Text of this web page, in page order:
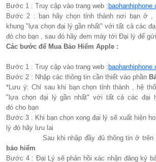
Bước 1 : Truy cập vào trang web :
Bước 2 : bạn hãy chọn tỉnh thành nơi bạn ở ,
khung "lựa chọn đại lý gần nhất" với tất cả các
đó cho bạn , sau đó hãy đem máy tới Đại lý để
Các bước để Mua Bảo Hiểm Apple :
Bước 1 : Truy cập vào trang web :
Bước 2 : Nhập các thông tin cần thiết vào phần
*Lưu ý: Chỉ sau khi bạn chọn tỉnh thành , hệ
"lựa chọn đại lý gần nhất" với tất cả các đại
đó cho bạn
Bước 3 : Khi bạn chọn xong đại lý sẽ xuất hiện
lý đó hãy lưu lai
Sau khi nhập đầy đủ thông tin ở trên
bảo hiểm
Bước 4 : Đại Lý sẽ phản hồi xác nhận đăng ký